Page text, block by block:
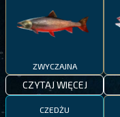
ZWYCZAJNA
CZYTAJ WIĘCEJ
CZEDŻU